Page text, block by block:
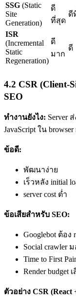
SSG (Static
Site
Generation)
ดี
ที่สุด
ดี
ISR
(Incremental
Static
Regeneration)
ดี
มาก
ดี
4.2 CSR (Client-
SEO
ทำงานยังไง: Server
JavaScript ใน
ข้อดี:
พัฒนาง่าย
เร็วหลัง initial
server cost ต่ำ
ข้อเสียสำหรับ SEO:
Googlebot ต้อง
Social crawler
Time to First
Render budget
ตัวอย่าง CSR (React